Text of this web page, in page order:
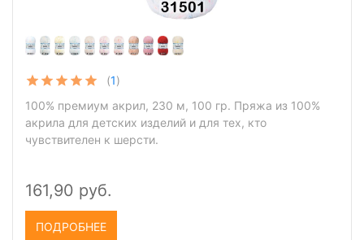
(1)
100% премиум акрил, 230 м, 100 гр. Пряжа из 100%
акрила для детских изделий и для тех, кто
чувствителен к шерсти.
161,90 руб.
ПОДРОБНЕЕ